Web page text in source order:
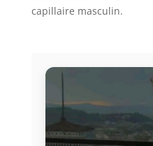
capillaire masculin.